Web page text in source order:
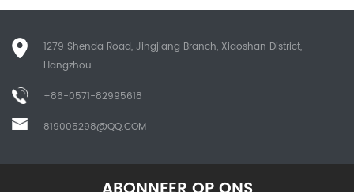
1279 Shenda Road, Jingjiang Branch, Xiaoshan District,
Hangzhou
+86-0571-82995618
819005298@QQ.COM